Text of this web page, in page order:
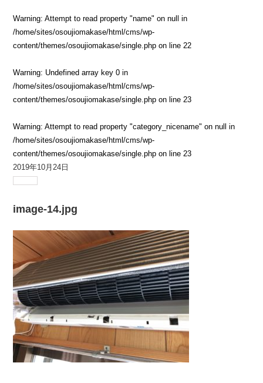
Warning: Attempt to read property "name" on null in
/home/sites/osoujiomakase/html/cms/wp-
content/themes/osoujiomakase/single.php on line 22
Warning: Undefined array key 0 in
/home/sites/osoujiomakase/html/cms/wp-
content/themes/osoujiomakase/single.php on line 23
Warning: Attempt to read property "category_nicename" on null in
/home/sites/osoujiomakase/html/cms/wp-
content/themes/osoujiomakase/single.php on line 23
2019年10月24日
image-14.jpg